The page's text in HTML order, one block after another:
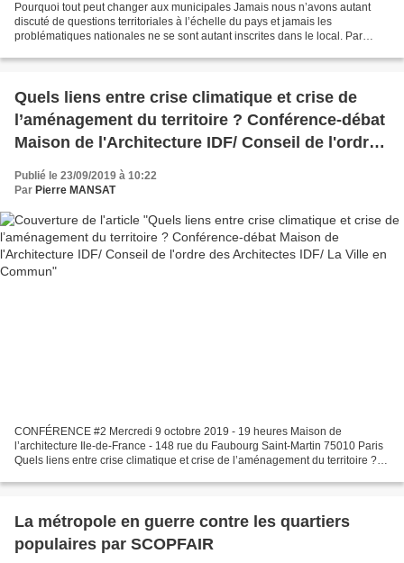
Pourquoi tout peut changer aux municipales Jamais nous n’avons autant
discuté de questions territoriales à l’échelle du pays et jamais les
problématiques nationales ne se sont autant inscrites dans le local. Par
Quels liens entre crise climatique et crise de
l’aménagement du territoire ? Conférence-débat
Maison de l'Architecture IDF/ Conseil de l'ordre
des Architectes IDF/ La Ville en Commun
Publié le 23/09/2019 à 10:22
Par Pierre MANSAT
CONFÉRENCE #2 Mercredi 9 octobre 2019 - 19 heures Maison de
l’architecture Ile-de-France - 148 rue du Faubourg Saint-Martin 75010 Paris
Quels liens entre crise climatique et crise de l’aménagement du territoire ? D
La métropole en guerre contre les quartiers
populaires par SCOPFAIR